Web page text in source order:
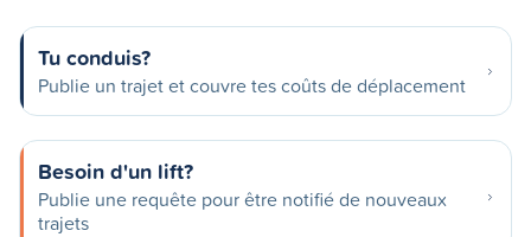
Tu conduis?
Publie un trajet et couvre tes coûts de déplacement
Besoin d'un lift?
Publie une requête pour être notifié de nouveaux
trajets